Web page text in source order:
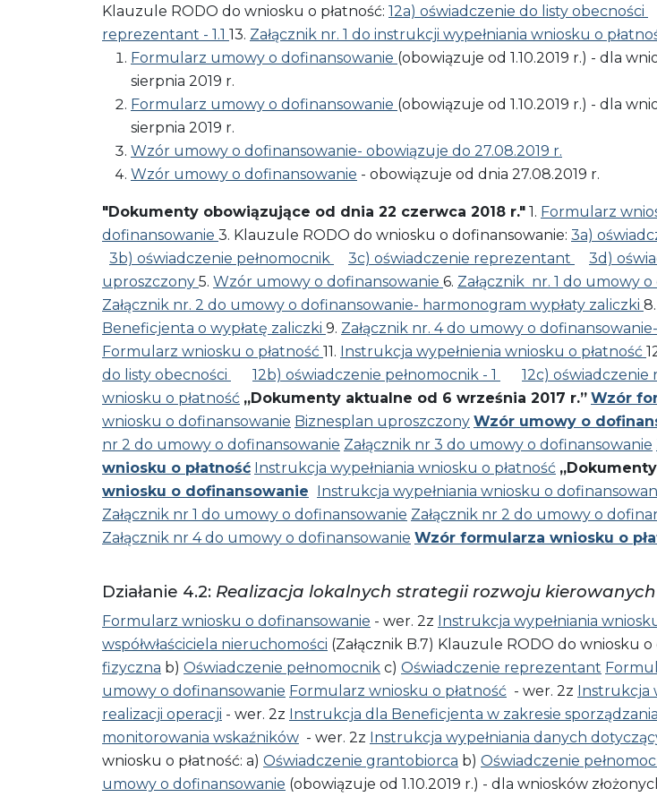
Klauzule RODO do wniosku o płatność: 12a) oświadczenie do listy obecności
reprezentant - 1.1 13. Załącznik nr. 1 do instrukcji wypełniania wniosku o
Formularz umowy o dofinansowanie (obowiązuje od 1.10.2019 r.) - dla
sierpnia 2019 r.
Formularz umowy o dofinansowanie (obowiązuje od 1.10.2019 r.) - dla
sierpnia 2019 r.
Wzór umowy o dofinansowanie- obowiązuje do 27.08.2019 r.
Wzór umowy o dofinansowanie - obowiązuje od dnia 27.08.2019 r.
"Dokumenty obowiązujące od dnia 22 czerwca 2018 r." 1. Formularz
dofinansowanie 3. Klauzule RODO do wniosku o dofinansowanie: 3a)
3b) oświadczenie pełnomocnik
3c) oświadczenie reprezentant 3d)
uproszczony 5. Wzór umowy o dofinansowanie 6. Załącznik nr. 1 do umowy
Załącznik nr. 2 do umowy o dofinansowanie- harmonogram wypłaty zaliczki 8.
Beneficjenta o wypłatę zaliczki 9. Załącznik nr. 4 do umowy o
Formularz wniosku o płatność 11. Instrukcja wypełnienia wniosku o płatność
do listy obecności
12b) oświadczenie pełnomocnik - 1 12c) oświadczenie
wniosku o płatność „Dokumenty aktualne od 6 września 2017 r.” Wzór
wniosku o dofinansowanie Biznesplan uproszczony Wzór umowy o
nr 2 do umowy o dofinansowanie Załącznik nr 3 do umowy o dofinansowanie
wniosku o płatność Instrukcja wypełniania wniosku o płatność
wniosku o dofinansowanie Instrukcja wypełniania wniosku o
Załącznik nr 1 do umowy o dofinansowanie Załącznik nr 2 do umowy o
Załącznik nr 4 do umowy o dofinansowanie Wzór formularza wniosku o
Działanie 4.2: Realizacja lokalnych strategii rozwoju kierowanych
Formularz wniosku o dofinansowanie - wer. 2z Instrukcja wypełniania
współwłaściciela nieruchomości (Załącznik B.7) Klauzule RODO do wniosku
fizyczna b) Oświadczenie pełnomocnik c) Oświadczenie reprezentant
umowy o dofinansowanie Formularz wniosku o płatność - wer. 2z Instrukcja
realizacji operacji - wer. 2z Instrukcja dla Beneficjenta w zakresie
monitorowania wskaźników - wer. 2z Instrukcja wypełniania danych
wniosku o płatność: a) Oświadczenie grantobiorca b) Oświadczenie
umowy o dofinansowanie (obowiązuje od 1.10.2019 r.) - dla wniosków